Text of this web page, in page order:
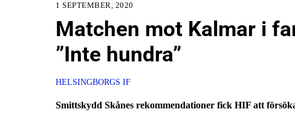
1 SEPTEMBER, 2020
Matchen mot Kalmar i
”Inte hundra”
HELSINGBORGS IF
Smittskydd Skånes rekommendationer fick HIF att